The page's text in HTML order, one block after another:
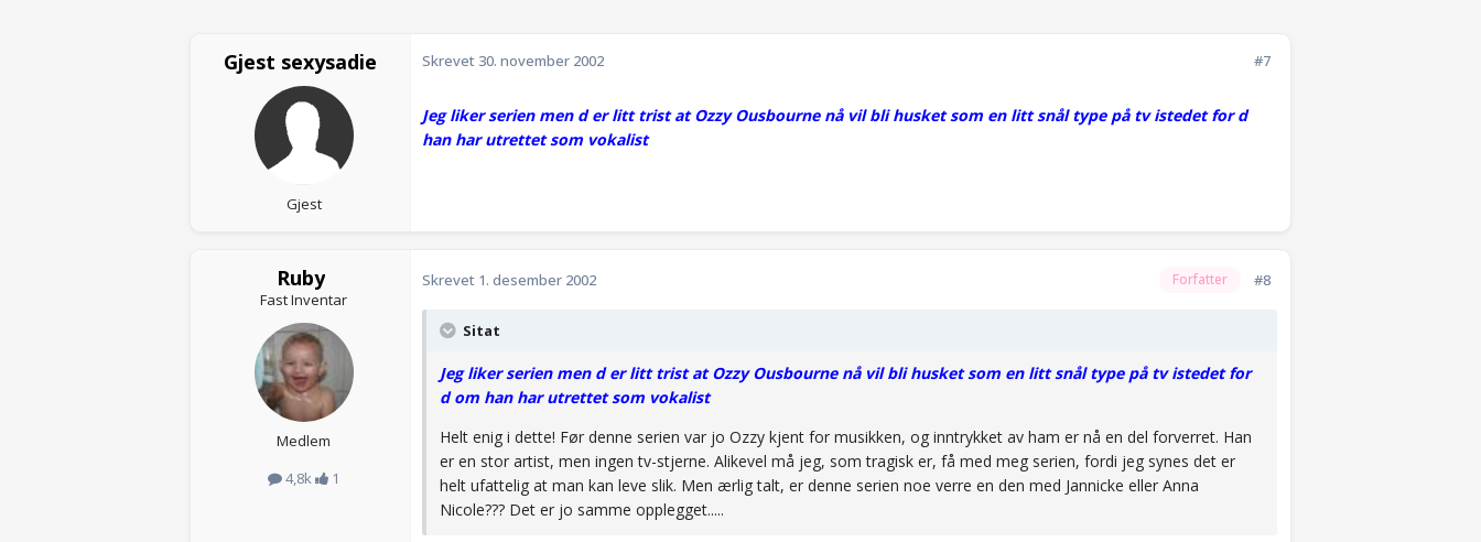
Gjest sexysadie
Gjest
#7
Skrevet 30. november 2002
Jeg liker serien men d er litt trist at Ozzy Ousbourne nå vil bli husket som en litt snål type på tv istedet for d
han har utrettet som vokalist
Ruby
Fast Inventar
Medlem
4,8k
1
Forfatter #8
Skrevet 1. desember 2002
Sitat
Jeg liker serien men d er litt trist at Ozzy Ousbourne nå vil bli husket som en litt snål type på tv istedet for
d om han har utrettet som vokalist
Helt enig i dette! Før denne serien var jo Ozzy kjent for musikken, og inntrykket av ham er nå en del forverret. Han
er en stor artist, men ingen tv-stjerne. Alikevel må jeg, som tragisk er, få med meg serien, fordi jeg synes det er
helt ufattelig at man kan leve slik. Men ærlig talt, er denne serien noe verre en den med Jannicke eller Anna
Nicole??? Det er jo samme opplegget.....